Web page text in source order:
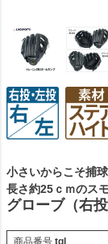
小さいからこそ捕
長さ約25ｃｍのス
グローブ（右
商品番号 tgl